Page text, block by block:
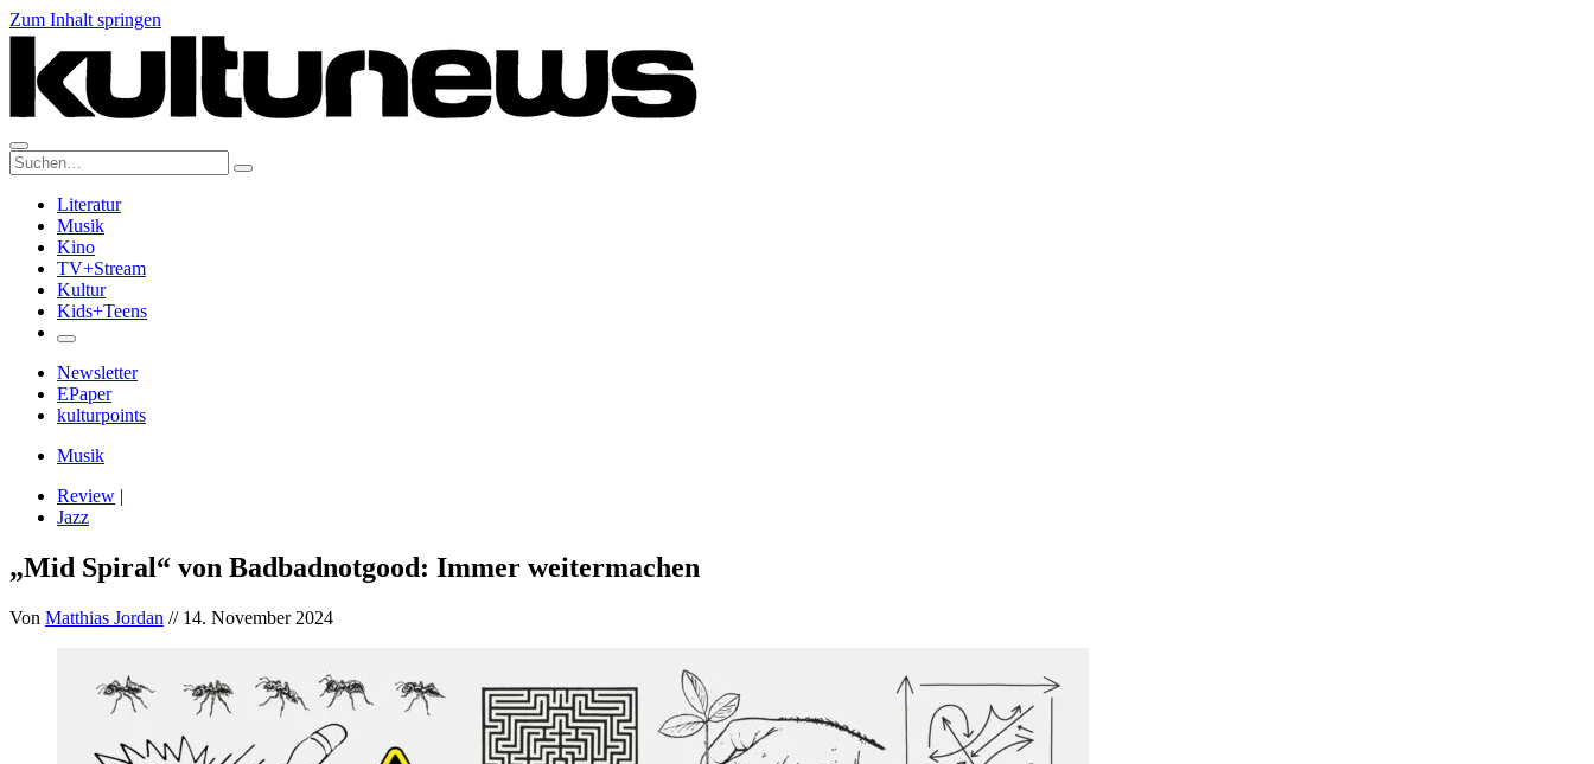
Zum Inhalt springen
Suche:
Literatur
Musik
Kino
TV+Stream
Kultur
Kids+Teens
Newsletter
EPaper
kulturpoints
Musik
Review |
Jazz
„Mid Spiral“ von Badbadnotgood: Immer weitermachen
Von Matthias Jordan // 14. November 2024